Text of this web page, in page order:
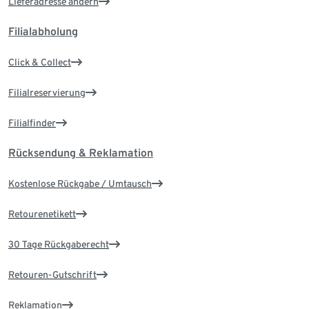
Filialabholung
Click & Collect
Filialreservierung
Filialfinder
Rücksendung & Reklamation
Kostenlose Rückgabe / Umtausch
Retourenetikett
30 Tage Rückgaberecht
Retouren-Gutschrift
Reklamation